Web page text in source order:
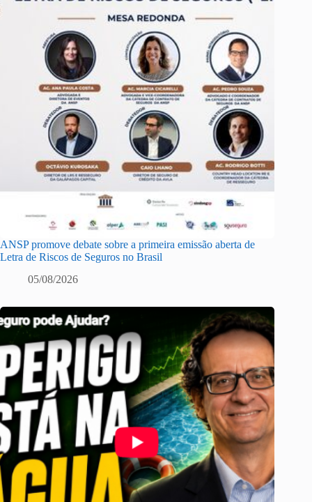
ANSP promove debate sobre a primeira emissão aberta de
Letra de Riscos de Seguros no Brasil
05/08/2026